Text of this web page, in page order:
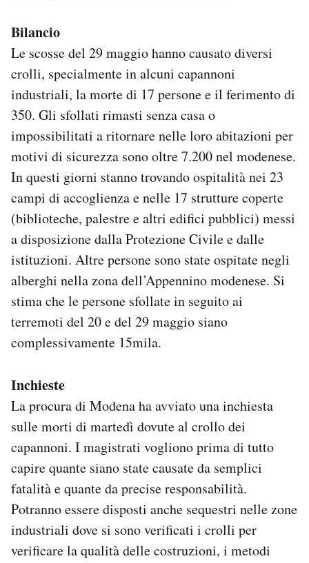
Bilancio
Le scosse del 29 maggio hanno causato diversi
crolli, specialmente in alcuni capannoni
industriali, la morte di 17 persone e il ferimento di
350. Gli sfollati rimasti senza casa o
impossibilitati a ritornare nelle loro abitazioni per
motivi di sicurezza sono oltre 7.200 nel modenese.
In questi giorni stanno trovando ospitalità nei 23
campi di accoglienza e nelle 17 strutture coperte
(biblioteche, palestre e altri edifici pubblici) messi
a disposizione dalla Protezione Civile e dalle
istituzioni. Altre persone sono state ospitate negli
alberghi nella zona dell’Appennino modenese. Si
stima che le persone sfollate in seguito ai
terremoti del 20 e del 29 maggio siano
complessivamente 15mila.
Inchieste
La procura di Modena ha avviato una inchiesta
sulle morti di martedì dovute al crollo dei
capannoni. I magistrati vogliono prima di tutto
capire quante siano state causate da semplici
fatalità e quante da precise responsabilità.
Potranno essere disposti anche sequestri nelle zone
industriali dove si sono verificati i crolli per
verificare la qualità delle costruzioni, i metodi